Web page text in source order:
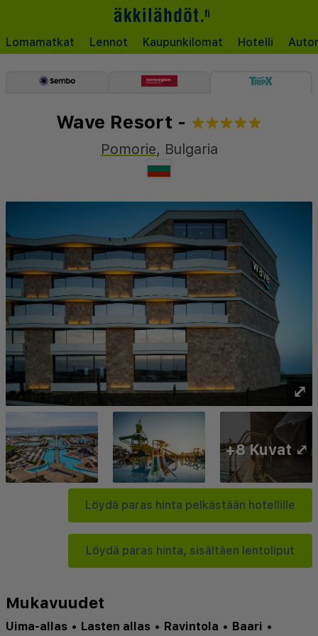
Lomamatkat Lennot Kaupunkilomat Hotelli
Wave Resort -
Pomorie, Bulgaria
⤢
Löydä paras hinta pelkästään hotellille
Löydä paras hinta, sisältäen lentoliput
+8 Kuvat ⤢
Mukavuudet
Uima-allas • Lasten allas • Ravintola • Baari •